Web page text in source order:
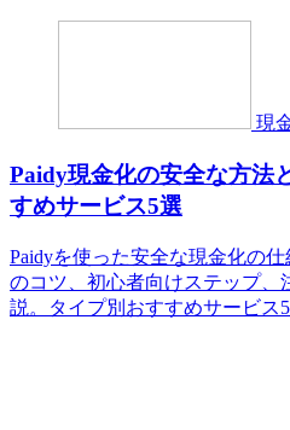
現
Paidy現金化の安全な方法
すめサービス5選
Paidyを使った安全な現金化の
のコツ、初心者向けステップ、
説。タイプ別おすすめサービス5